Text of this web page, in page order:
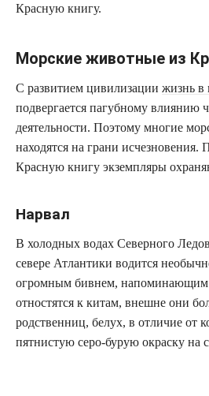
Красную книгу.
Морские животные из
С развитием цивилизации жизнь в
подвергается пагубному влиянию
деятельности. Поэтому многие
находятся на грани исчезновения.
Красную книгу экземпляры
Нарвал
В холодных водах Северного
севере Атлантики водится
огромным бивнем, напоминающим
отностятся к китам, внешне они
родственниц, белух, в отличие от
пятнистую серо-бурую окраску на